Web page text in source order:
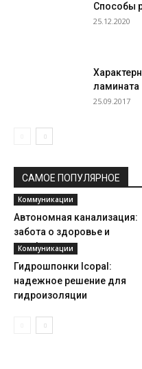
Способы
25.12.2020
ламината
25.09.2017
САМОЕ ПОПУЛЯРНОЕ
Коммуникации
Автономная канализация:
забота о здоровье и
комфорте
Коммуникации
Гидрошпонки Icopal:
надежное решение для
гидроизоляции